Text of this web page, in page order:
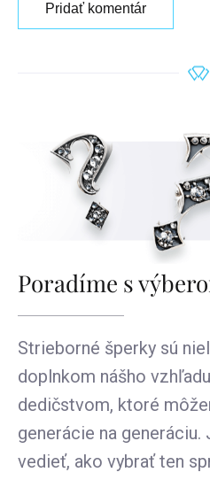
Pridať komentár
Poradíme s
Strieborné šperky sú
doplnkom nášho
dedičstvom, ktoré
generácie na
vedieť, ako vybrať ten